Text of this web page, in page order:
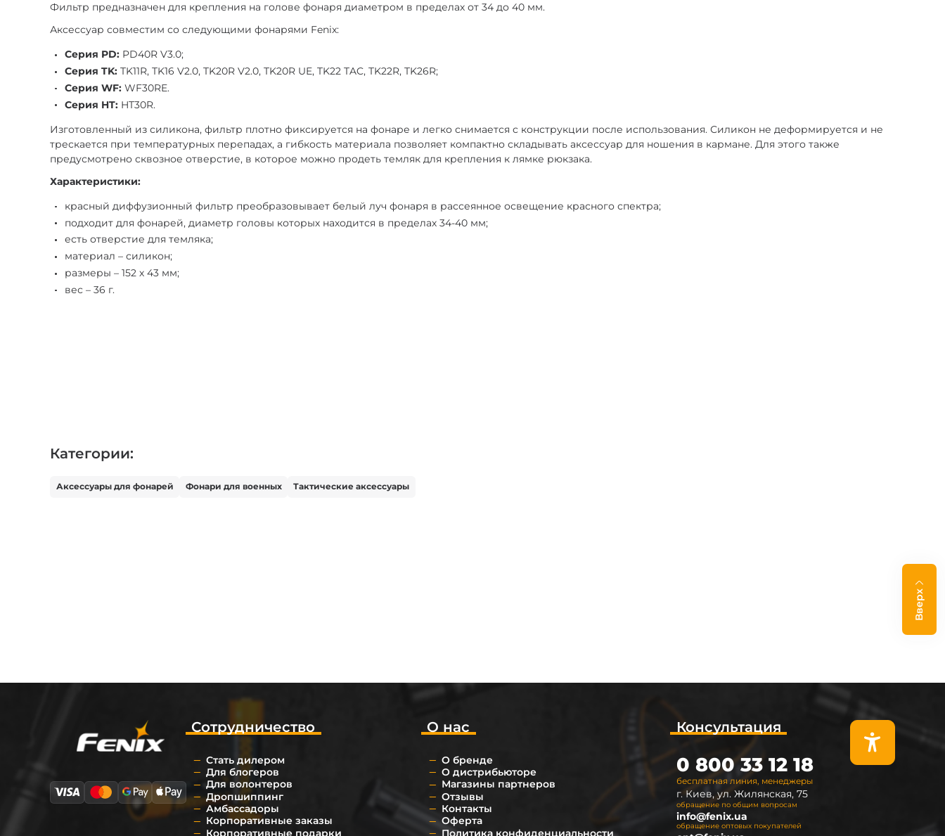
Фильтр предназначен для крепления на голове фонаря диаметром в пределах от 34 до 40 мм.
Аксессуар совместим со следующими фонарями Fenix:
Серия PD: PD40R V3.0;
Серия TK: TK11R, TK16 V2.0, TK20R V2.0, TK20R UE, TK22 TAC, TK22R, TK26R;
Серия WF: WF30RE.
Серия HT: HT30R.
Изготовленный из силикона, фильтр плотно фиксируется на фонаре и легко снимается с конструкции после использования. Силикон не деформируется и не
трескается при температурных перепадах, а гибкость материала позволяет компактно складывать аксессуар для ношения в кармане. Для этого также
предусмотрено сквозное отверстие, в которое можно продеть темляк для крепления к лямке рюкзака.
Характеристики:
красный диффузионный фильтр преобразовывает белый луч фонаря в рассеянное освещение красного спектра;
подходит для фонарей, диаметр головы которых находится в пределах 34-40 мм;
есть отверстие для темляка;
материал – силикон;
размеры – 152 х 43 мм;
вес – 36 г.
Категории:
Аксессуары для фонарей Фонари для военных Тактические аксессуары
Вверх
О нас
О бренде
О дистрибьюторе
Магазины партнеров
Отзывы
Контакты
Оферта
Политика конфиденциальности
Сотрудничество
Стать дилером
Для блогеров
Для волонтеров
Дропшиппинг
Амбассадоры
Корпоративные заказы
Корпоративные подарки
Консультация
бесплатная линия, менеджеры
0 800 33 12 18
г. Киев, ул. Жилянская, 75
обращение по общим вопросам
info@fenix.ua
обращение оптовых покупателей